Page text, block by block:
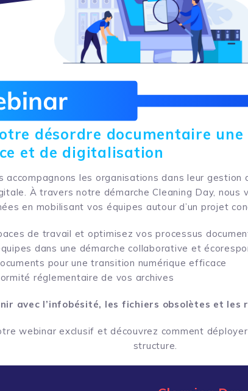
désordre documentaire
et de digitalisation
accompagnons les organisations dans leur gestion
À travers notre démarche Cleaning Day, nous
en mobilisant vos équipes autour d’un projet
de travail et optimisez vos processus
dans une démarche collaborative et
pour une transition numérique efficace
réglementaire de vos archives
avec l’infobésité, les fichiers obsolètes et les
webinar exclusif et découvrez comment
structure.